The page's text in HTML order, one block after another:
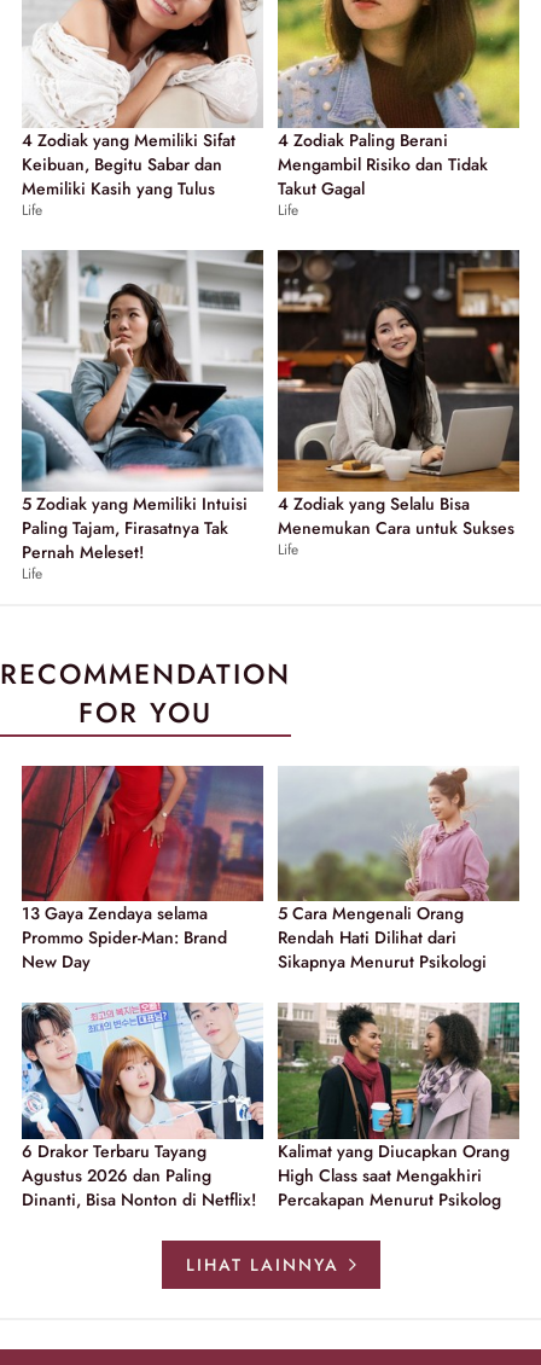
4 Zodiak yang Memiliki Sifat
Keibuan, Begitu Sabar dan
Memiliki Kasih yang Tulus
Life
4 Zodiak Paling Berani
Mengambil Risiko dan Tidak
Takut Gagal
Life
5 Zodiak yang Memiliki Intuisi
Paling Tajam, Firasatnya Tak
Pernah Meleset!
Life
4 Zodiak yang Selalu Bisa
Menemukan Cara untuk Sukses
Life
RECOMMENDATION
FOR YOU
13 Gaya Zendaya selama
Prommo Spider-Man: Brand
New Day
5 Cara Mengenali Orang
Rendah Hati Dilihat dari
Sikapnya Menurut Psikologi
6 Drakor Terbaru Tayang
Agustus 2026 dan Paling
Dinanti, Bisa Nonton di Netflix!
Kalimat yang Diucapkan Orang
High Class saat Mengakhiri
Percakapan Menurut Psikolog
LIHAT LAINNYA